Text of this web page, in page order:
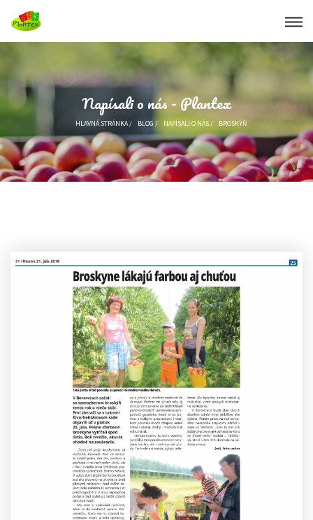
Napísali o nás - Plantex
HLAVNÁ STRÁNKA/ BLOG / NAPÍSALI O NÁS/ BROSKÝŇ